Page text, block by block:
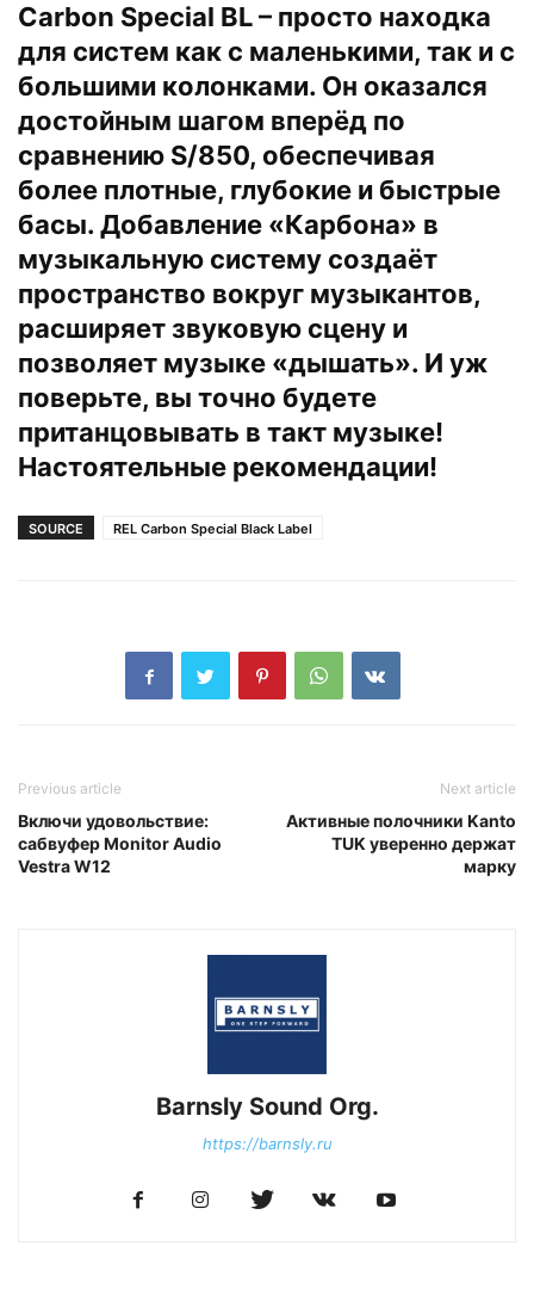
Carbon Special BL – просто находка
для систем как с маленькими, так и с
большими колонками. Он оказался
достойным шагом вперёд по
сравнению S/850, обеспечивая
более плотные, глубокие и быстрые
басы. Добавление «Карбона» в
музыкальную систему создаёт
пространство вокруг музыкантов,
расширяет звуковую сцену и
позволяет музыке «дышать». И уж
поверьте, вы точно будете
пританцовывать в такт музыке!
Настоятельные рекомендации!
SOURCE REL Carbon Special Black Label
Previous article
Включи удовольствие:
сабвуфер Monitor Audio
Vestra W12
Next article
Активные полочники Kanto
TUK уверенно держат
марку
Barnsly Sound Org.
https://barnsly.ru